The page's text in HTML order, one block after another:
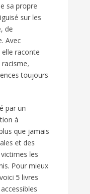
sa propre
sur les
de
Avec
raconte
toujours
par un
à
que jamais
et des
les
Pour mieux
5 livres